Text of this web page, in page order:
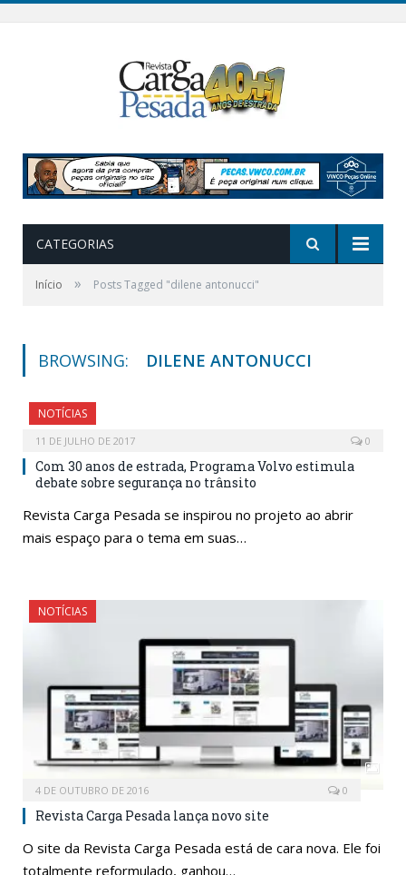
CATEGORIAS
Início » Posts Tagged "dilene antonucci"
BROWSING: DILENE ANTONUCCI
NOTÍCIAS
11 DE JULHO DE 2017 0
Com 30 anos de estrada, Programa Volvo estimula
debate sobre segurança no trânsito
Revista Carga Pesada se inspirou no projeto ao abrir
mais espaço para o tema em suas…
NOTÍCIAS
4 DE OUTUBRO DE 2016 0
Revista Carga Pesada lança novo site
O site da Revista Carga Pesada está de cara nova. Ele foi
totalmente reformulado, ganhou…